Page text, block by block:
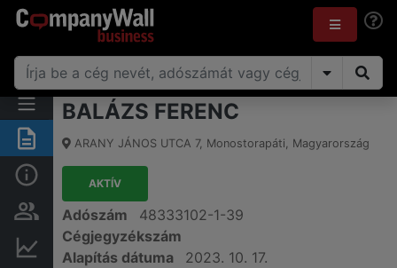
Összegzés
Alap információk
Személyek és tulajdonjog
Pénzügyi információk
BALÁZS FERENC
ARANY JÁNOS UTCA 7, Monostorapáti, Magyarország
AKTÍV
Adószám
48333102-1-39
Cégjegyzékszám
Alapítás dátuma
2023. 10. 17.